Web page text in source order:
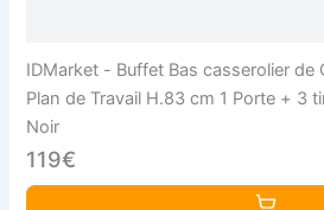
IDMarket - Buffet Bas casserolier de
Plan de Travail H.83 cm 1 Porte + 3
Noir
119€